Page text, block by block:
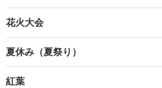
花火大会
夏休み（夏祭り）
紅葉